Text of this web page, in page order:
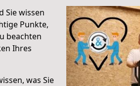
Sie wissen
Punkte,
beachten
Ihres
was Sie